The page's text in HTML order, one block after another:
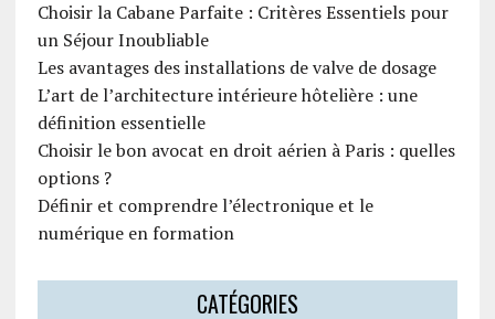
Choisir la Cabane Parfaite : Critères Essentiels pour
un Séjour Inoubliable
Les avantages des installations de valve de dosage
L’art de l’architecture intérieure hôtelière : une
définition essentielle
Choisir le bon avocat en droit aérien à Paris : quelles
options ?
Définir et comprendre l’électronique et le
numérique en formation
CATÉGORIES